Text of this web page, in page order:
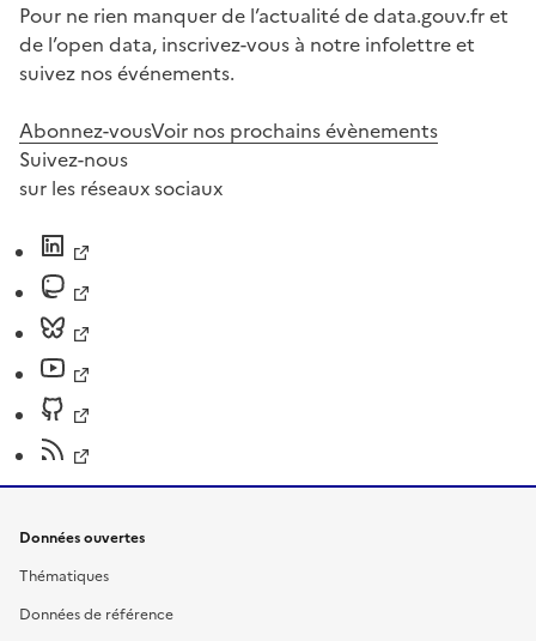
Pour ne rien manquer de l’actualité de data.gouv.fr et
de l’open data, inscrivez-vous à notre infolettre et
suivez nos événements.
Abonnez-vousVoir nos prochains évènements
Suivez-nous
sur les réseaux sociaux
Données ouvertes
Thématiques
Données de référence